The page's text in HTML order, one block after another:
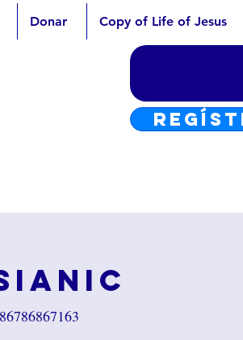
Donar Copy of Life of Jesus